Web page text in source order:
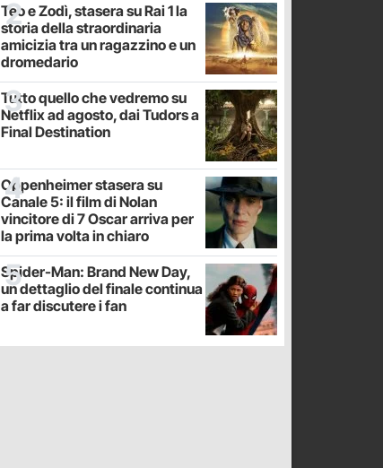
Teo e Zodì, stasera su Rai 1 la
storia della straordinaria
amicizia tra un ragazzino e un
dromedario
Tutto quello che vedremo su
Netflix ad agosto, dai Tudors a
Final Destination
Oppenheimer stasera su
Canale 5: il film di Nolan
vincitore di 7 Oscar arriva per
la prima volta in chiaro
Spider-Man: Brand New Day,
un dettaglio del finale continua
a far discutere i fan